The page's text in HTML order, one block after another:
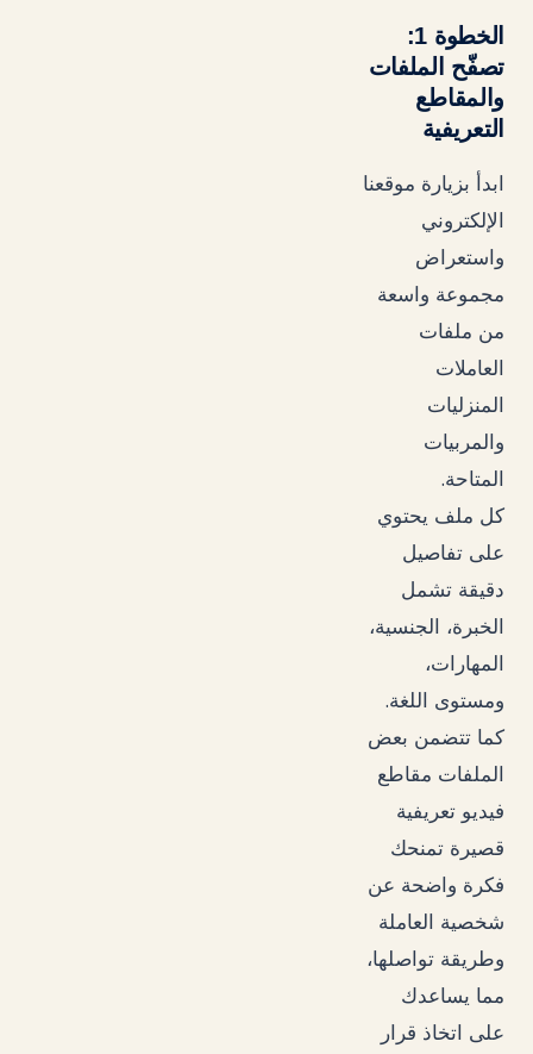
الخطوة 1:
تصفّح الملفات
والمقاطع
التعريفية
ابدأ بزيارة موقعنا
الإلكتروني
واستعراض
مجموعة واسعة
من ملفات
العاملات
المنزليات
والمربيات
المتاحة.
كل ملف يحتوي
على تفاصيل
دقيقة تشمل
الخبرة، الجنسية،
المهارات،
ومستوى اللغة.
كما تتضمن بعض
الملفات مقاطع
فيديو تعريفية
قصيرة تمنحك
فكرة واضحة عن
شخصية العاملة
وطريقة تواصلها،
مما يساعدك
على اتخاذ قرار